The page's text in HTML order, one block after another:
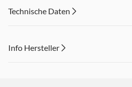
Technische Daten
Info Hersteller